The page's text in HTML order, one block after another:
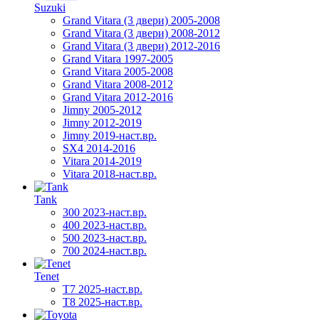
Suzuki
Grand Vitara (3 двери) 2005-2008
Grand Vitara (3 двери) 2008-2012
Grand Vitara (3 двери) 2012-2016
Grand Vitara 1997-2005
Grand Vitara 2005-2008
Grand Vitara 2008-2012
Grand Vitara 2012-2016
Jimny 2005-2012
Jimny 2012-2019
Jimny 2019-наст.вр.
SX4 2014-2016
Vitara 2014-2019
Vitara 2018-наст.вр.
Tank
300 2023-наст.вр.
400 2023-наст.вр.
500 2023-наст.вр.
700 2024-наст.вр.
Tenet
T7 2025-наст.вр.
T8 2025-наст.вр.